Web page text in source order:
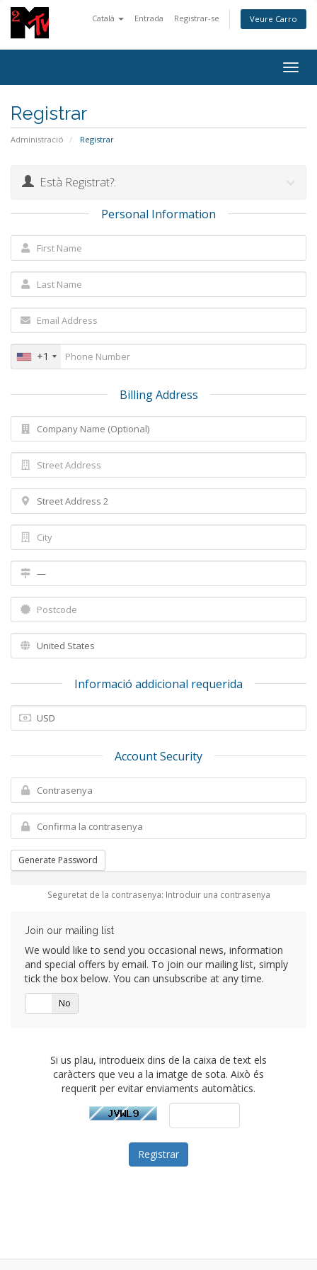
Català Entrada Registrar-se Veure Carro
Registrar
Administració Registrar
Està Registrat?:
Personal Information
+1
Billing Address
Informació addicional requerida
Account Security
Generate Password
Seguretat de la contrasenya: Introduir una contrasenya
Join our mailing list
We would like to send you occasional news, information
and special offers by email. To join our mailing list, simply
tick the box below. You can unsubscribe at any time.
No
Si us plau, introdueix dins de la caixa de text els
caràcters que veu a la imatge de sota. Això és
requerit per evitar enviaments automàtics.